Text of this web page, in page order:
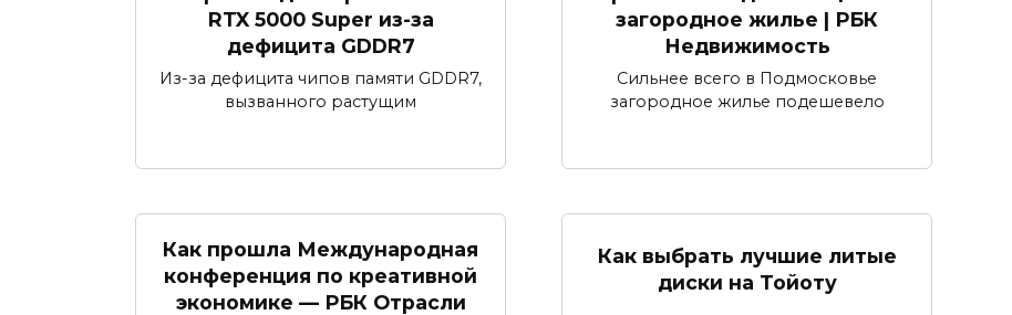
RTX 5000 Super из-за
дефицита GDDR7
Из-за дефицита чипов памяти GDDR7,
вызванного растущим
загородное жилье | РБК
Недвижимость
Сильнее всего в Подмосковье
загородное жилье подешевело
Как прошла Международная
конференция по креативной
экономике — РБК Отрасли
Как выбрать лучшие литые
диски на Тойоту